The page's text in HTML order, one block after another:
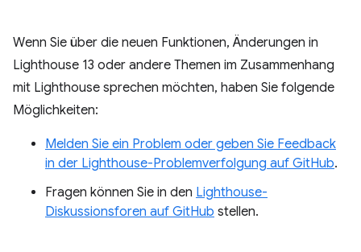
Wenn Sie über die neuen Funktionen, Änderungen in
Lighthouse 13 oder andere Themen im Zusammenhang
mit Lighthouse sprechen möchten, haben Sie folgende
Möglichkeiten:
Melden Sie ein Problem oder geben Sie Feedback
in der Lighthouse-Problemverfolgung auf GitHub.
Fragen können Sie in den Lighthouse-
Diskussionsforen auf GitHub stellen.